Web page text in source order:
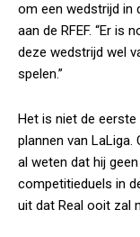
om een wedstrijd in
aan de RFEF. “Er is
deze wedstrijd wel
spelen.”
Het is niet de
plannen van
al weten dat hij
competitieduels in
uit dat Real ooit zal